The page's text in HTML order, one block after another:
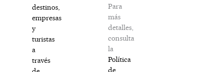
destinos,
empresas
y
turistas
a
través
Para
más
detalles,
consulta
la
Política
de